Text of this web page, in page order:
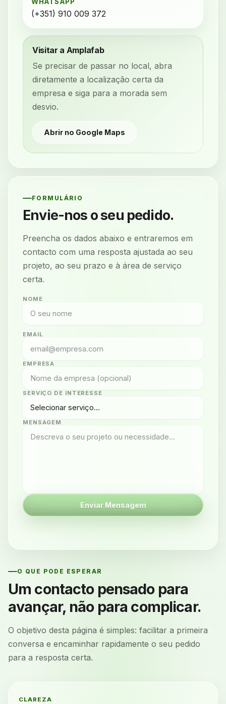
(+351) 910 009 372
Visitar a Amplafab
Se precisar de passar no local, abra
diretamente a localização certa da
empresa e siga para a morada sem
desvio.
Abrir no Google Maps
FORMULÁRIO
Envie-nos o seu pedido.
Preencha os dados abaixo e entraremos em
contacto com uma resposta ajustada ao seu
projeto, ao seu prazo e à área de serviço
certa.
NOME
EMAIL
EMPRESA
SERVIÇO DE INTERESSE
MENSAGEM
Enviar Mensagem
O QUE PODE ESPERAR
Um contacto pensado para
avançar, não para complicar.
O objetivo desta página é simples: facilitar a primeira
conversa e encaminhar rapidamente o seu pedido
para a resposta certa.
CLAREZA